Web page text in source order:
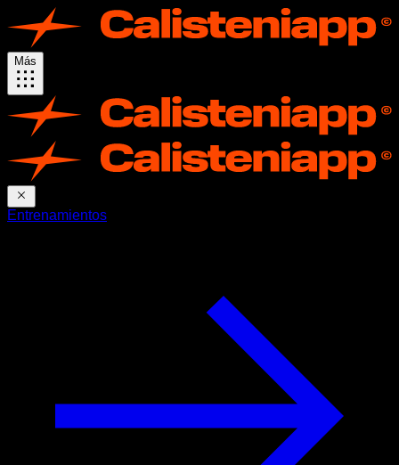
Más
Entrenamientos